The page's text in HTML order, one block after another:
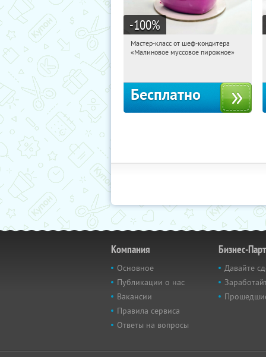
-100%
13:19:47 Получили:
Мастер-класс от шеф-кондитера
«Малиновое муссовое пирожное»
Бесплатно
Компания
Основное
Публикации о нас
Вакансии
Правила сервиса
Ответы на вопросы
Бизнес-
Давайте